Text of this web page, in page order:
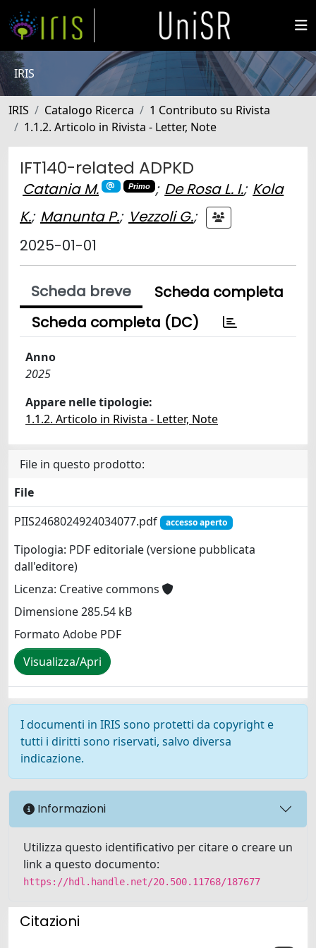
IRIS
IRIS Catalogo Ricerca
1 Contributo su Rivista
1.1.2. Articolo in Rivista - Letter, Note
IFT140-related ADPKD
Catania M. Primo ; De Rosa L. I.; Kola
K.; Manunta P.; Vezzoli G.;
2025-01-01
Scheda breve
Scheda completa
Scheda completa (DC)
Anno
2025
Appare nelle tipologie:
1.1.2. Articolo in Rivista - Letter, Note
File in questo prodotto:
File
PIIS2468024924034077.pdf
accesso aperto
Tipologia: PDF editoriale (versione pubblicata
dall'editore)
Licenza: Creative commons
Dimensione 285.54 kB
Formato Adobe PDF
Visualizza/Apri
I documenti in IRIS sono protetti da copyright e
tutti i diritti sono riservati, salvo diversa
indicazione.
Informazioni
Utilizza questo identificativo per citare o creare un
link a questo documento:
https://hdl.handle.net/20.500.11768/187677
Citazioni